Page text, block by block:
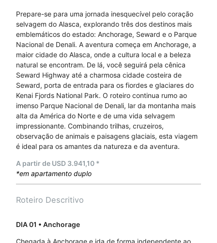
Prepare-se para uma jornada inesquecível pelo coração
selvagem do Alasca, explorando três dos destinos mais
emblemáticos do estado: Anchorage, Seward e o Parque
Nacional de Denali. A aventura começa em Anchorage, a
maior cidade do Alasca, onde a cultura local e a beleza
natural se encontram. De lá, você seguirá pela cênica
Seward Highway até a charmosa cidade costeira de
Seward, porta de entrada para os fiordes e glaciares do
Kenai Fjords National Park. O roteiro continua rumo ao
imenso Parque Nacional de Denali, lar da montanha mais
alta da América do Norte e de uma vida selvagem
impressionante. Combinando trilhas, cruzeiros,
observação de animais e paisagens glaciais, esta viagem
é ideal para os amantes da natureza e da aventura.
A partir de USD 3.941,10 *
*em apartamento duplo
Roteiro Descritivo
DIA 01 • Anchorage